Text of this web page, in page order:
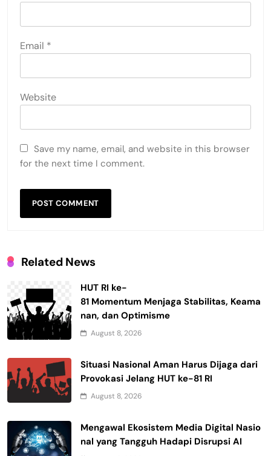
Email *
Website
Save my name, email, and website in this browser
for the next time I comment.
Related News
HUT RI ke-
81 Momentum Menjaga Stabilitas, Keama
nan, dan Optimisme
August 8, 2026
Situasi Nasional Aman Harus Dijaga dari
Provokasi Jelang HUT ke-81 RI
August 8, 2026
Mengawal Ekosistem Media Digital Nasio
nal yang Tangguh Hadapi Disrupsi AI